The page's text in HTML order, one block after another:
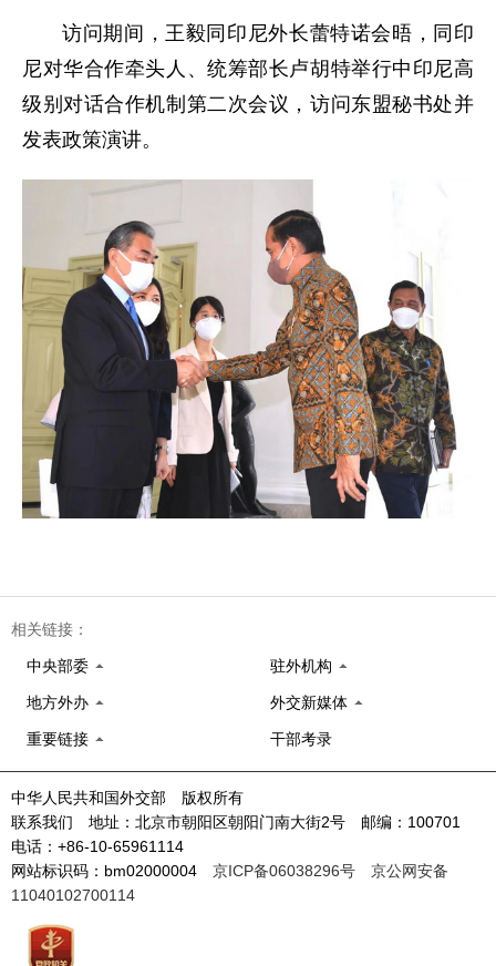
访问期间，王毅同印尼外长蕾特诺会晤，同印
尼对华合作牵头人、统筹部长卢胡特举行中印尼高
级别对话合作机制第二次会议，访问东盟秘书处并
发表政策演讲。
相关链接：
中央部委 驻外机构
地方外办 外交新媒体
重要链接 干部考录
中华人民共和国外交部 版权所有
联系我们 地址：北京市朝阳区朝阳门南大街2号 邮编：100701
电话：+86-10-65961114
网站标识码：bm02000004 京ICP备06038296号
京公网安备
11040102700114